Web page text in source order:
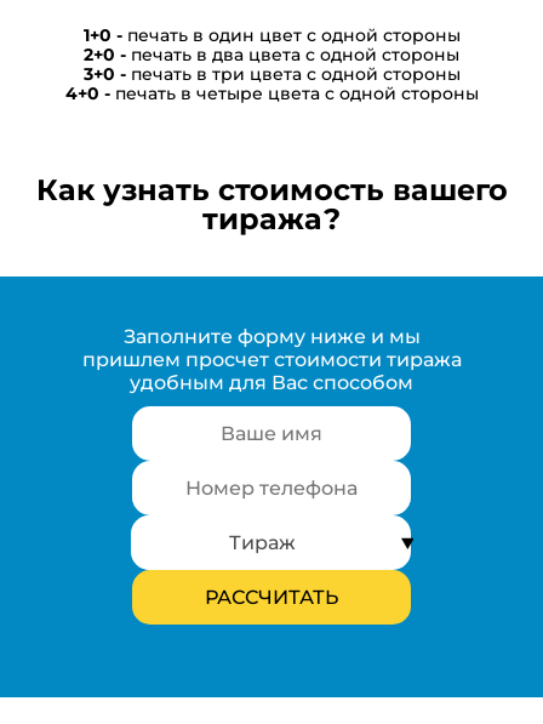
печать в один цвет с одной стороны
печать в два цвета с одной стороны
печать в три цвета с одной стороны
печать в четыре цвета с одной стороны
Как узнать стоимость вашего
тиража?
Заполните форму ниже и мы
пришлем просчет стоимости тиража
удобным для Вас способом